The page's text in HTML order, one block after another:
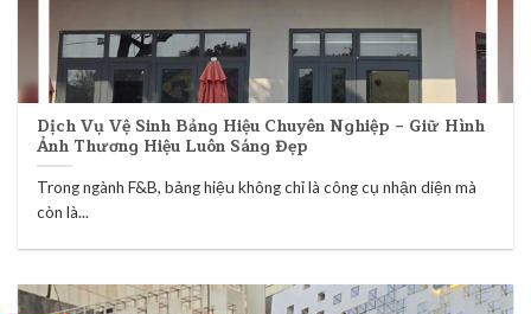
Dịch Vụ Vệ Sinh Bảng Hiệu Chuyên Nghiệp – Giữ Hình
Ảnh Thương Hiệu Luôn Sáng Đẹp
Trong ngành F&B, bảng hiệu không chỉ là công cụ nhận diện mà
còn là...